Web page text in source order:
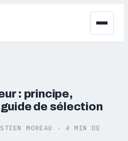
: principe,
de sélection
MOREAU ·
4 MIN DE